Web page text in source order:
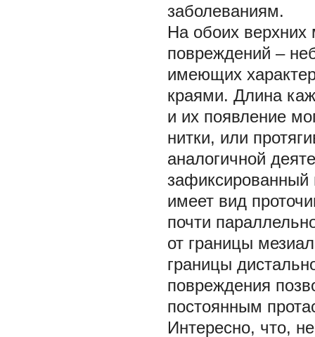
заболеваниям.
На обоих
повреждений –
имеющих
краями. Длина
и их появление
нитки, или
аналогичной
зафиксированный
имеет вид
почти
от границы
границы
повреждения
постоянным
Интересно, что,